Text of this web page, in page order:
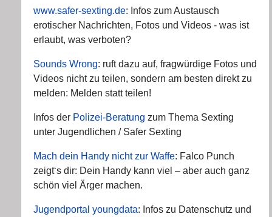
www.safer-sexting.de: Infos zum Austausch
erotischer Nachrichten, Fotos und Videos - was ist
erlaubt, was verboten?
Sounds Wrong: ruft dazu auf, fragwürdige Fotos und
Videos nicht zu teilen, sondern am besten direkt zu
melden: Melden statt teilen!
Infos der Polizei-Beratung zum Thema Sexting
unter Jugendlichen / Safer Sexting
Mach dein Handy nicht zur Waffe: Falco Punch
zeigt‘s dir: Dein Handy kann viel – aber auch ganz
schön viel Ärger machen.
Jugendportal youngdata: Infos zu Datenschutz und